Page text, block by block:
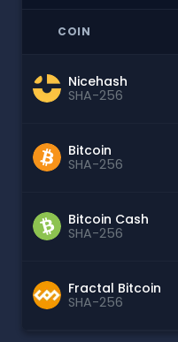
COIN
Nicehash
SHA-256
Bitcoin
SHA-256
Bitcoin Cash
SHA-256
Fractal Bitcoin
SHA-256